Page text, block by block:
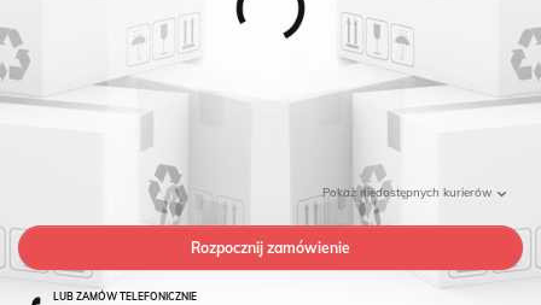
Pokażniedostępnych kurierów
Rozpocznij zamówienie
LUB ZAMÓW TELEFONICZNIE